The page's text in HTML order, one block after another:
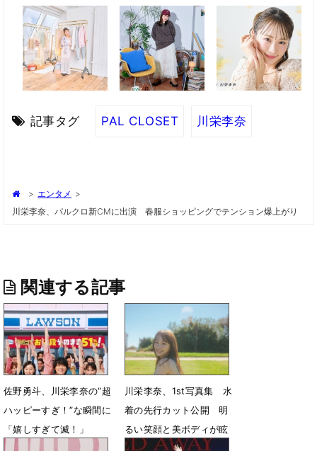
記事タグ PAL CLOSET 川栄李奈
> エンタメ >
川栄李奈、パルクロ新CMに出演 春服ショッピングでテンション爆上がり
関連する記事
佐野勇斗、川栄李奈の“超
ハッピーすぎ！”な瞬間に
「嬉しすぎて滅！」
5月25日 18時00分
川栄李奈、1st写真集 水
着の先行カット公開 明
るい笑顔と美ボディが眩
しい